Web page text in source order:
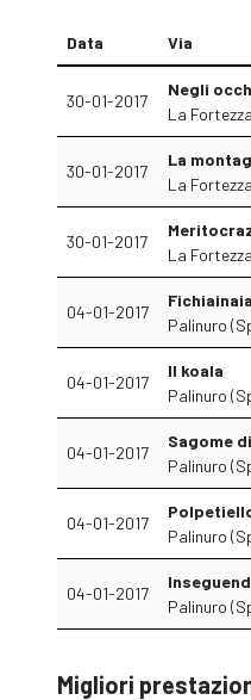
Data Via
30-01-2017
Negli
La Fortezza
30-01-2017
La
La Fortezza
30-01-2017
La Fortezza
04-01-2017
Fichiainaia
Palinuro
04-01-2017
Il koala
Palinuro
04-01-2017
Sagome
Palinuro
04-01-2017
Palinuro
04-01-2017
Palinuro
Migliori